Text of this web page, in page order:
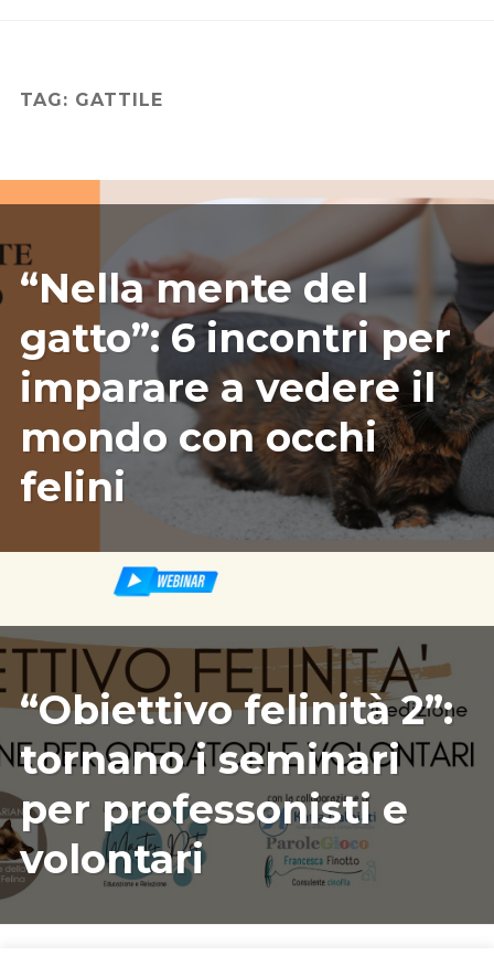
CONSIGLI
TAG: GATTILE
09/12/2024
“Nella mente del
gatto”: 6 incontri per
imparare a vedere il
mondo con occhi
felini
08/31/2022
ILARIAMARIANICRF
“Obiettivo felinità 2”:
tornano i seminari
per professonisti e
volontari